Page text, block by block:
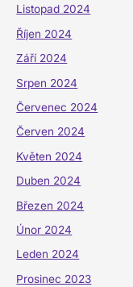
Listopad 2024
Říjen 2024
Září 2024
Srpen 2024
Červenec 2024
Červen 2024
Květen 2024
Duben 2024
Březen 2024
Únor 2024
Leden 2024
Prosinec 2023